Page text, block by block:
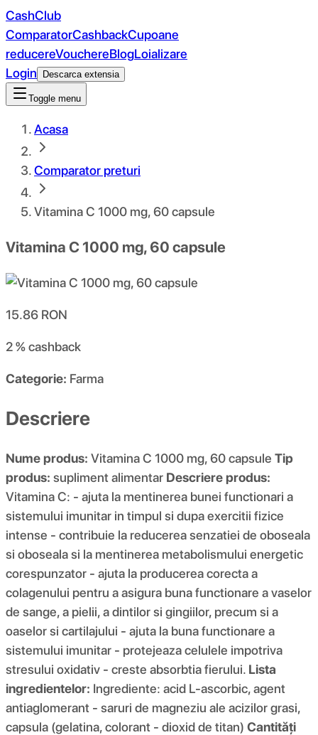
CashClub
ComparatorCashbackCupoane
reducereVouchereBlogLoializare
Login
Descarca extensia
Toggle menu
Acasa
Comparator preturi
Vitamina C 1000 mg, 60 capsule
Vitamina C 1000 mg, 60 capsule
15.86 RON
2 %cashback
Categorie: Farma
Descriere
Nume produs: Vitamina C 1000 mg, 60 capsule Tip
produs: supliment alimentar Descriere produs:
Vitamina C: - ajuta la mentinerea bunei functionari a
sistemului imunitar in timpul si dupa exercitii fizice
intense - contribuie la reducerea senzatiei de oboseala
si oboseala si la mentinerea metabolismului energetic
corespunzator - ajuta la producerea corecta a
colagenului pentru a asigura buna functionare a vaselor
de sange, a pielii, a dintilor si gingiilor, precum si a
oaselor si cartilajului - ajuta la buna functionare a
sistemului imunitar - protejeaza celulele impotriva
stresului oxidativ - creste absorbtia fierului. Lista
ingredientelor: Ingrediente: acid L-ascorbic, agent
antiaglomerant - saruri de magneziu ale acizilor grasi,
capsula (gelatina, colorant - dioxid de titan) Cantități